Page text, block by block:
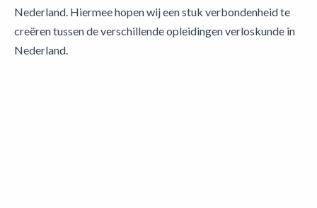
Nederland. Hiermee hopen wij een stuk verbondenheid te
creëren tussen de verschillende opleidingen verloskunde in
Nederland.